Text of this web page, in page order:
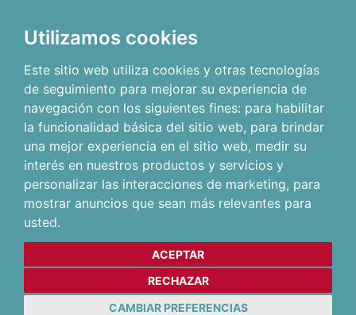
Utilizamos cookies
Este sitio web utiliza cookies y otras tecnologías
de seguimiento para mejorar su experiencia de
navegación con los siguientes fines: para habilitar
la funcionalidad básica del sitio web, para brindar
una mejor experiencia en el sitio web, medir su
interés en nuestros productos y servicios y
personalizar las interacciones de marketing, para
mostrar anuncios que sean más relevantes para
usted.
ACEPTAR
RECHAZAR
CAMBIAR PREFERENCIAS